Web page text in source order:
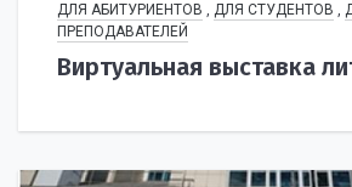
ДЛЯ АБИТУРИЕНТОВ , ДЛЯ СТУДЕНТОВ ,
ПРЕПОДАВАТЕЛЕЙ
Виртуальная выставка